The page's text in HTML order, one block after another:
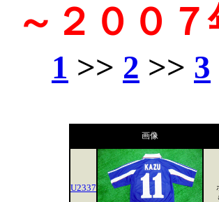
～２００
1 >> 2 >> 3
画像
U2337